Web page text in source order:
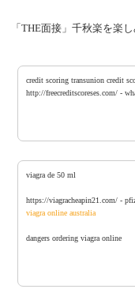
「THE面接」千秋楽を楽し
credit scoring transunion credit
http://freecreditscoreses.com/ -
viagra de 50 ml
https://viagracheapin21.com/ -
viagra online australia
dangers ordering viagra online